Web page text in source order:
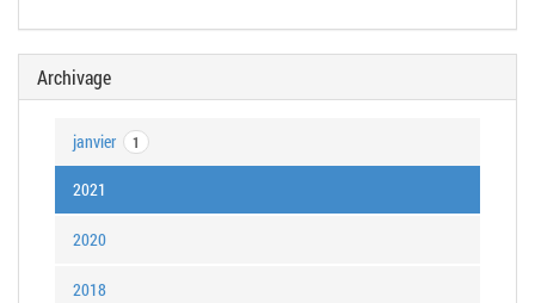
Archivage
janvier 1
2021
2020
2018